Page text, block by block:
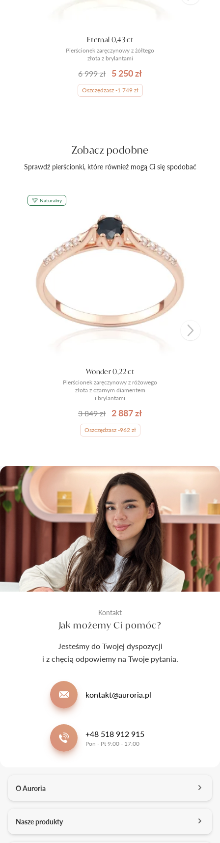
Pierścionek zaręczynowy z żółtego
złota z brylantami
Eternal 0,43 ct
6 999 zł 5 250 zł
Oszczędzasz -1 749 zł
Zobacz podobne
Sprawdź pierścionki, które również mogą Ci się spodobać
Naturalny
Pierścionek zaręczynowy z różowego
złota z czarnym diamentem
i brylantami
Wonder 0,22 ct
3 849 zł 2 887 zł
Oszczędzasz -962 zł
Kontakt
Jak możemy Ci pomóc?
Jesteśmy do Twojej dyspozycji
i z chęcią odpowiemy na Twoje pytania.
kontakt@auroria.pl
+48 518 912 915
Pon - Pt 9:00 - 17:00
O Auroria
Kontakt
Nasze produkty